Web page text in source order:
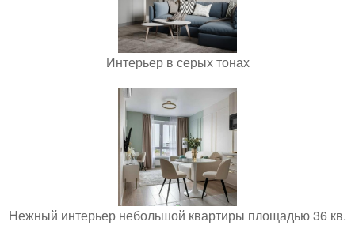
Интерьер в серых тонах
Нежный интерьер небольшой квартиры площадью 36 кв.